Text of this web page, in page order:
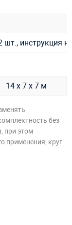
шт., инструкция
14 х 7 х 7 м
без
при этом
применения, круг